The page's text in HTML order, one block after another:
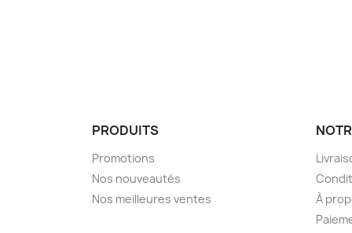
PRODUITS
Promotions
Nos nouveautés
Nos meilleures ventes
À